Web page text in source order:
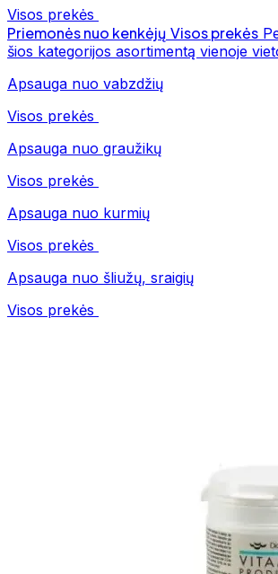
Visos prekės
Priemonės nuo kenkėjų Visos prekės
šios kategorijos asortimentą vienoje
Apsauga nuo vabzdžių
Visos prekės
Apsauga nuo graužikų
Visos prekės
Apsauga nuo kurmių
Visos prekės
Apsauga nuo šliužų, sraigių
Visos prekės